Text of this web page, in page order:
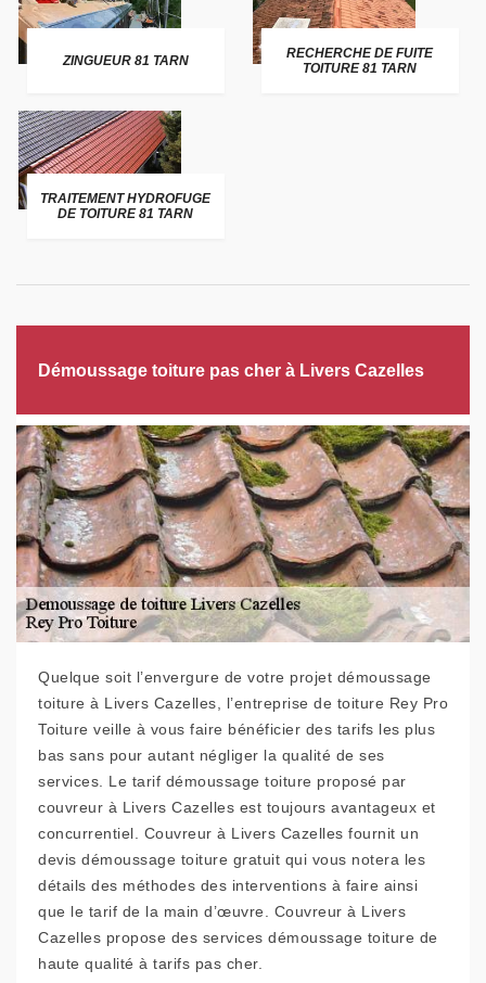
ZINGUEUR 81 TARN
RECHERCHE DE FUITE
TOITURE 81 TARN
TRAITEMENT HYDROFUGE
DE TOITURE 81 TARN
Démoussage toiture pas cher à Livers Cazelles
Quelque soit l’envergure de votre projet démoussage
toiture à Livers Cazelles, l’entreprise de toiture Rey Pro
Toiture veille à vous faire bénéficier des tarifs les plus
bas sans pour autant négliger la qualité de ses
services. Le tarif démoussage toiture proposé par
couvreur à Livers Cazelles est toujours avantageux et
concurrentiel. Couvreur à Livers Cazelles fournit un
devis démoussage toiture gratuit qui vous notera les
détails des méthodes des interventions à faire ainsi
que le tarif de la main d’œuvre. Couvreur à Livers
Cazelles propose des services démoussage toiture de
haute qualité à tarifs pas cher.